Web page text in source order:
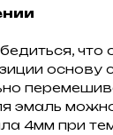
эмаль
4мм при